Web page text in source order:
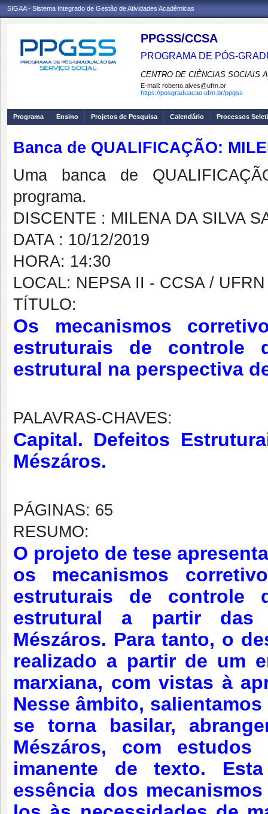
SIGAA - Sistema Integrado de Gestão de Atividades Acadêmicas
PPGSS/CCSA
PROGRAMA DE PÓS-
CENTRO DE CIÊNCIAS SOCIAIS
E-mail: roberto.alves@ufrn.br
https://posgraduacao.ufrn.br/ppgss
Programa Ensino Projetos de Pesquisa Calendário Processos
Banca de QUALIFICAÇÃO:
Uma banca de
programa.
DISCENTE : MILENA DA SILVA
DATA : 10/12/2019
HORA: 14:30
LOCAL: NEPSA II - CCSA / UFRN
TÍTULO:
Os mecanismos
estruturais de
estrutural na perspectiva
PALAVRAS-CHAVES:
Capital. Defeitos
Mészáros.
PÁGINAS: 65
RESUMO:
O projeto de tese
os mecanismos
estruturais de
estrutural a partir das
Mészáros. Para tanto, o
realizado a partir de um
marxiana, com vistas à
Nesse âmbito,
se torna basilar,
Mészáros, com
imanente de texto.
essência dos